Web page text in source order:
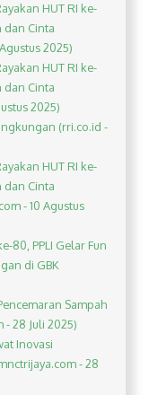
HUT RI ke-
dan Cinta
2025)
HUT RI ke-
dan Cinta
2025)
(rri.co.id -
HUT RI ke-
dan Cinta
- 10 Agustus
80, PPLI Gelar Fun
di GBK
Sampah
- 28 Juli 2025)
Inovasi
- 28